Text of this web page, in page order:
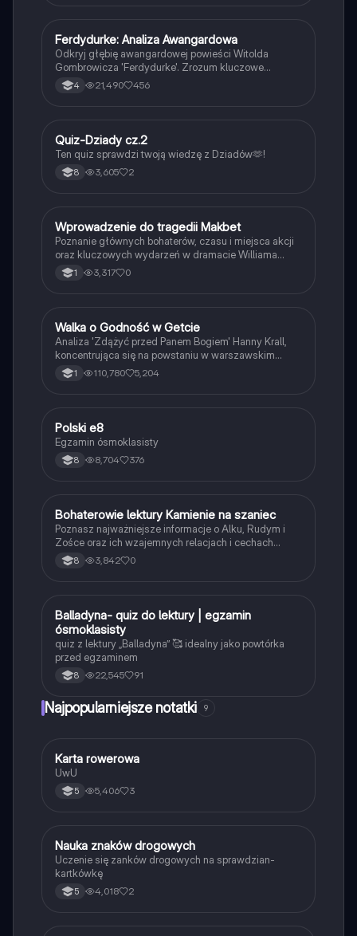
utworze.
Język polski
Ferdydurke: Analiza Awangardowa
Odkryj głębię awangardowej powieści Witolda
Gombrowicza 'Ferdydurke'. Zrozum kluczowe
motywy, takie jak tożsamość, niedojrzałość i rola
szkoły w kształtowaniu jednostki. Poznaj bohaterów,
Typ: streszczenie i analiza.
4 21,490 456
QJęzyk polski
Quiz-Dziady cz.2
Ten quiz sprawdzi twoją wiedzę z Dziadów🫶!
8 3,605 2
WJęzyk polski
Wprowadzenie do tragedii Makbet
Poznanie głównych bohaterów, czasu i miejsca akcji
oraz kluczowych wydarzeń w dramacie Williama
Szekspira.
1 3,317 0
Język polski
Walka o Godność w Getcie
Analiza 'Zdążyć przed Panem Bogiem' Hanny Krall,
koncentrująca się na powstaniu w warszawskim
getcie oraz dążeniu do godnej śmierci. Obejmuje
kluczowe wydarzenia, postacie oraz filozoficzne
1 110,780 5,204
Język polski
Polski e8
Egzamin ósmoklasisty
8 8,704 376
BJęzyk polski
Bohaterowie lektury Kamienie na szaniec
Poznasz najważniejsze informacje o Alku, Rudym i
Zośce oraz ich wzajemnych relacjach i cechach
charakteru.
8 3,842 0
BJęzyk polski
Balladyna- quiz do lektury | egzamin
ósmoklasisty
quiz z lektury „Balladyna” 🥰 idealny jako powtórka
przed egzaminem
8 22,545 91
Najpopularniejsze notatki 9
KTechnika
Karta rowerowa
UwU
5 5,406 3
NTechnika
Nauka znaków drogowych
Uczenie się zanków drogowych na sprawdzian-
kartkówkę
5 4,018 2